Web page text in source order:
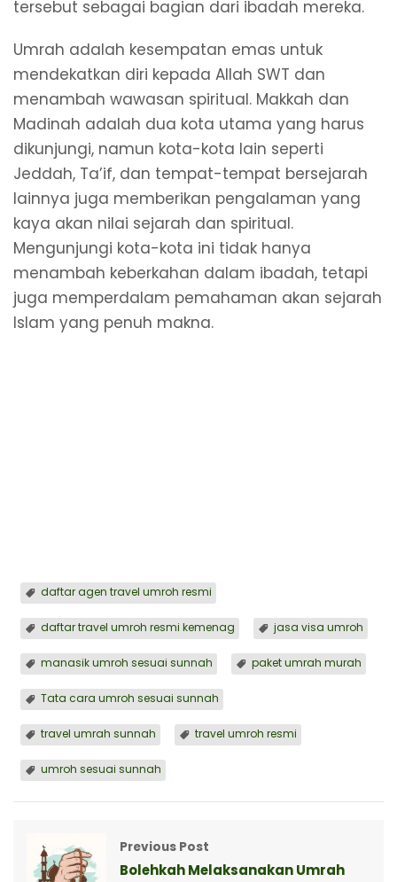
tersebut sebagai bagian dari ibadah mereka.
Umrah adalah kesempatan emas untuk
mendekatkan diri kepada Allah SWT dan
menambah wawasan spiritual. Makkah dan
Madinah adalah dua kota utama yang harus
dikunjungi, namun kota-kota lain seperti
Jeddah, Ta’if, dan tempat-tempat bersejarah
lainnya juga memberikan pengalaman yang
kaya akan nilai sejarah dan spiritual.
Mengunjungi kota-kota ini tidak hanya
menambah keberkahan dalam ibadah, tetapi
juga memperdalam pemahaman akan sejarah
Islam yang penuh makna.
⁠daftar agen travel umroh resmi
daftar travel umroh resmi kemenag jasa visa umroh
manasik umroh sesuai sunnah paket umrah murah
Tata cara umroh sesuai sunnah
travel umrah sunnah travel umroh resmi
umroh sesuai sunnah
Previous Post
Bolehkah Melaksanakan Umrah